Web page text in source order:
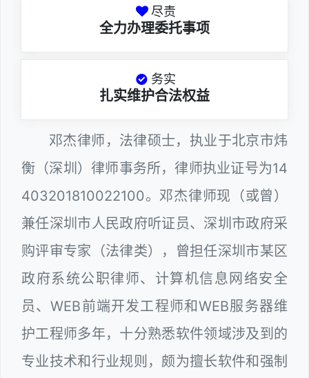
尽责
全力办理委托事项
务实
扎实维护合法权益
邓杰律师，法律硕士，执业于北京市炜
衡（深圳）律师事务所，律师执业证号为14
403201810022100。邓杰律师现（或曾）
兼任深圳市人民政府听证员、深圳市政府采
购评审专家（法律类），曾担任深圳市某区
政府系统公职律师、计算机信息网络安全
员、WEB前端开发工程师和WEB服务器维
护工程师多年，十分熟悉软件领域涉及到的
专业技术和行业规则，颇为擅长软件和强制